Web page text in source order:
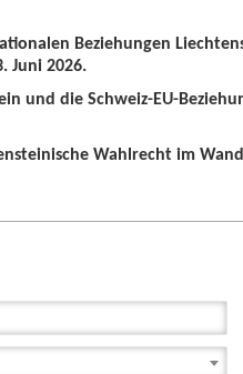
Beziehungen
Juni 2026.
und die Schweiz-EU-
Wahlrecht im